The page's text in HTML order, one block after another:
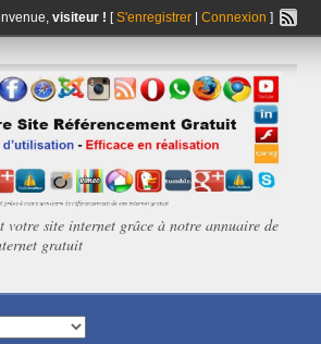
visiteur ! [S'enregistrer| Connexion ]
votre site internet grâce à notre annuaire de
gratuit